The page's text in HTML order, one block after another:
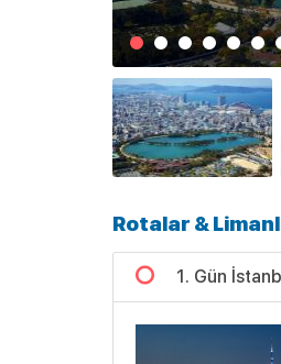
Rotalar &
1. Gün